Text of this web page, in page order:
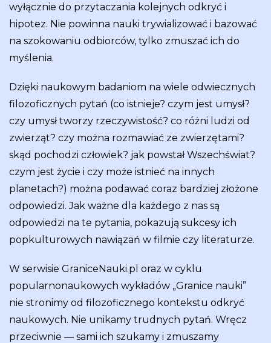
wyłącznie do przytaczania kolejnych odkryć i
hipotez. Nie powinna nauki trywializować i bazować
na szokowaniu odbiorców, tylko zmuszać ich do
myślenia.
Dzięki naukowym badaniom na wiele odwiecznych
filozoficznych pytań (co istnieje? czym jest umysł?
czy umysł tworzy rzeczywistość? co różni ludzi od
zwierząt? czy można rozmawiać ze zwierzętami?
skąd pochodzi człowiek? jak powstał Wszechświat?
czym jest życie i czy może istnieć na innych
planetach?) można podawać coraz bardziej złożone
odpowiedzi. Jak ważne dla każdego z nas są
odpowiedzi na te pytania, pokazują sukcesy ich
popkulturowych nawiązań w filmie czy literaturze.
W serwisie GraniceNauki.pl oraz w cyklu
popularnonaukowych wykładów „Granice nauki”
nie stronimy od filozoficznego kontekstu odkryć
naukowych. Nie unikamy trudnych pytań. Wręcz
przeciwnie — sami ich szukamy i zmuszamy